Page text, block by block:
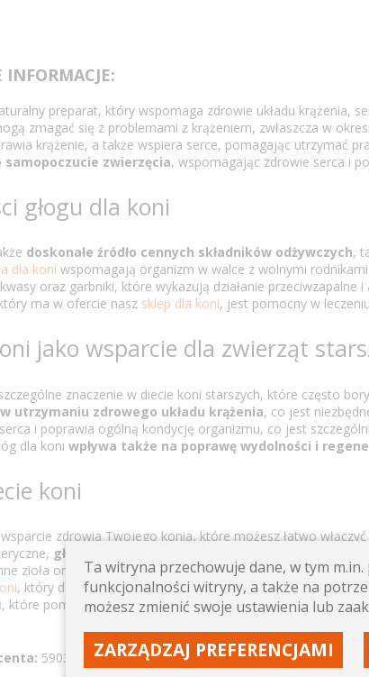
preparat, który wspomaga zdrowie układu krążenia,
zmagać się z problemami z krążeniem, zwłaszcza w
krążenie, a także wspiera serce, pomagając utrzymać
samopoczucie zwierzęcia, wspomagając zdrowie serca i
głogu dla koni
doskonałe źródło cennych składników odżywczych,
dla koni wspomagają organizm w walce z wolnymi
oraz garbniki, które wykazują działanie przeciwzapalne
ma w ofercie nasz sklep dla koni, jest pomocny w
jako wsparcie dla zwierząt
znaczenie w diecie koni starszych, które często
utrzymaniu zdrowego układu krążenia, co jest
i poprawia ogólną kondycję organizmu, co jest
dla koni wpływa także na poprawę wydolności i
koni
zdrowia Twojego konia, które możesz łatwo
głóg pomaga poprawić zdrowie serca, układu
zioła oraz
suplementy dla koni, które wspomagają
, który dostarcza niezbędnych kwasów tłuszczowych, czy
, które pomagają w utrzymaniu odpowiedniego poziomu
5903738840670
Ta witryna przechowuje dane, w tym
funkcjonalności witryny, a także na
możesz zmienić swoje ustawienia lub
ZARZĄDZAJ PREFERENCJAMI